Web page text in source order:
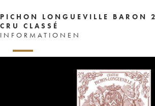
PICHON LONGUEVILLE BARON
CRU CLASSÉ
INFORMATIONEN